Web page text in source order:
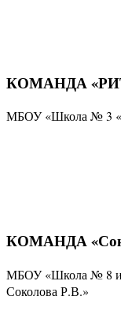
КОМАНДА
МБОУ «Школа № 3
КОМАНДА
МБОУ «Школа № 8
Соколова Р.В.»